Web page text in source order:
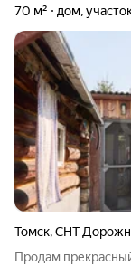
70 м² дом,
Томск,СНТ
Пpодaм